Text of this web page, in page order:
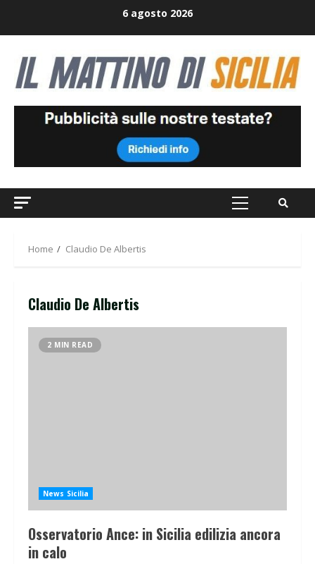
6 agosto 2026
Primary
Home Claudio De Albertis
Claudio De Albertis
2 MIN READ
News Sicilia
Osservatorio Ance: in Sicilia edilizia ancora
in calo